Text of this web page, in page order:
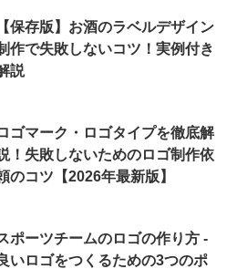
【保存版】お酒のラベルデザイン
作で失敗しないコツ！実例付き
説
ゴマーク・ロゴタイプを徹底解
！失敗しないためのロゴ制作依
のコツ【2026年最新版】
ポーツチームのロゴの作り方 -
いロゴをつくるための3つのポ